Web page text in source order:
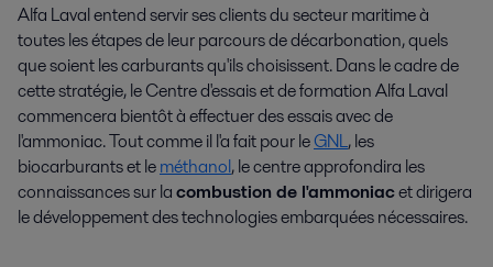
Alfa Laval entend servir ses clients du secteur maritime à
toutes les étapes de leur parcours de décarbonation, quels
que soient les carburants qu'ils choisissent. Dans le cadre de
cette stratégie, le Centre d'essais et de formation Alfa Laval
commencera bientôt à effectuer des essais avec de
l'ammoniac. Tout comme il l'a fait pour leGNL, les
biocarburants et leméthanol, le centre approfondira les
connaissances sur lacombustion de l'ammoniacet dirigera
le développement des technologies embarquées nécessaires.